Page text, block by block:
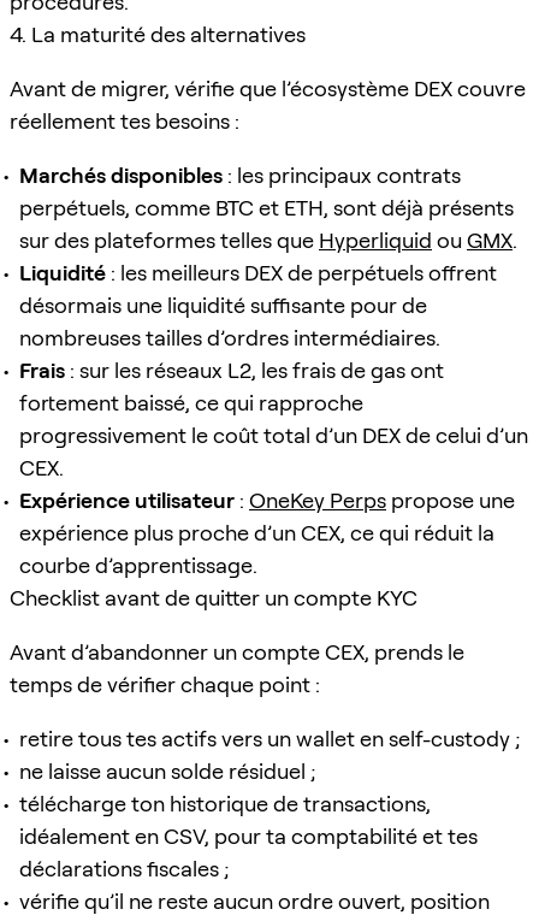
4. La maturité des alternatives
Avant de migrer, vérifie que l’écosystème DEX couvre
réellement tes besoins :
Marchés disponibles : les principaux contrats
perpétuels, comme BTC et ETH, sont déjà présents
sur des plateformes telles que Hyperliquid ou GMX.
Liquidité : les meilleurs DEX de perpétuels offrent
désormais une liquidité suffisante pour de
nombreuses tailles d’ordres intermédiaires.
Frais : sur les réseaux L2, les frais de gas ont
fortement baissé, ce qui rapproche
progressivement le coût total d’un DEX de celui d’un
CEX.
Expérience utilisateur : OneKey Perps propose une
expérience plus proche d’un CEX, ce qui réduit la
courbe d’apprentissage.
Checklist avant de quitter un compte KYC
Avant d’abandonner un compte CEX, prends le
temps de vérifier chaque point :
retire tous tes actifs vers un wallet en self-custody ;
ne laisse aucun solde résiduel ;
télécharge ton historique de transactions,
idéalement en CSV, pour ta comptabilité et tes
déclarations fiscales ;
vérifie qu’il ne reste aucun ordre ouvert, position